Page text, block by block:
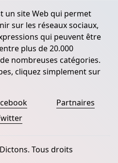
un site Web qui permet
sur les réseaux sociaux,
qui peuvent être
plus de 20.000
nombreuses catégories.
cliquez simplement sur
Partnaires
Tous droits